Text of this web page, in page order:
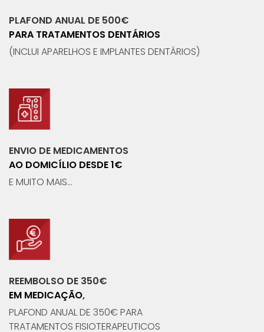
PLAFOND ANUAL DE 500€
PARA TRATAMENTOS DENTÁRIOS
(INCLUI APARELHOS E IMPLANTES DENTÁRIOS)
ENVIO DE MEDICAMENTOS
AO DOMICÍLIO DESDE 1€
E MUITO MAIS...
REEMBOLSO DE 350€
EM MEDICAÇÃO,
PLAFOND ANUAL DE 350€ PARA
TRATAMENTOS FISIOTERAPEUTICOS